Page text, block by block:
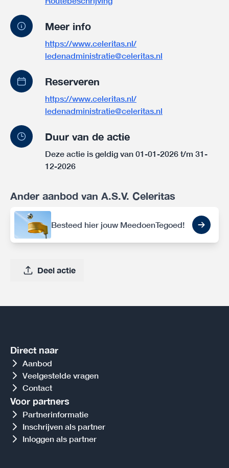
Meer info
https://www.celeritas.nl/
ledenadministratie@celeritas.nl
Reserveren
https://www.celeritas.nl/
ledenadministratie@celeritas.nl
Duur van de actie
Deze actie is geldig van 01-01-2026 t/m 31-
12-2026
Ander aanbod van A.S.V. Celeritas
Besteed hier jouw MeedoenTegoed!
Deel actie
Direct naar
Aanbod
Veelgestelde vragen
Contact
Voor partners
Partnerinformatie
Inschrijven als partner
Inloggen als partner